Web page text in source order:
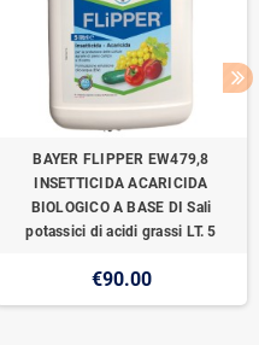
BAYER FLIPPER EW479,8
INSETTICIDA ACARICIDA
BIOLOGICO A BASE DI Sali
potassici di acidi grassi LT. 5
€90.00